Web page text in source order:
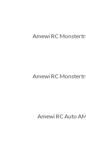
Amewi RC
Amewi RC
Amewi RC Auto